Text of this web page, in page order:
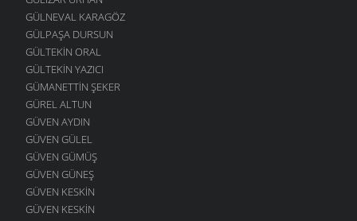
GÜLNEVAL KARAGÖZ
GÜLPAŞA DURSUN
GÜLTEKIN ORAL
GÜLTEKIN YAZICI
GÜMANETTIN ŞEKER
GÜREL ALTUN
GÜVEN AYDIN
GÜVEN GÜLEL
GÜVEN GÜMÜŞ
GÜVEN GÜNEŞ
GÜVEN KESKIN
GÜVEN KESKIN